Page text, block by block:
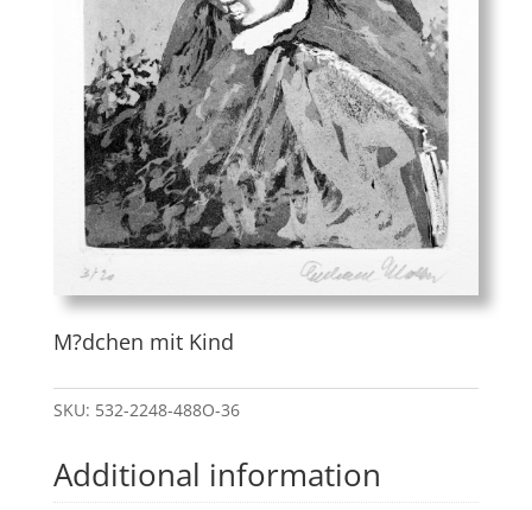
M?dchen mit Kind
SKU: 532-2248-488O-36
Additional information